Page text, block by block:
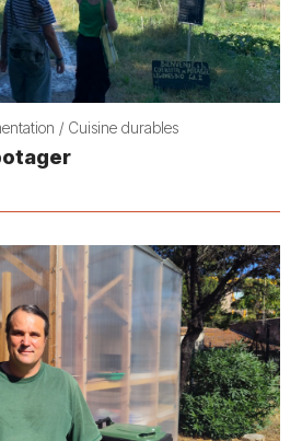
/ Cuisine durables